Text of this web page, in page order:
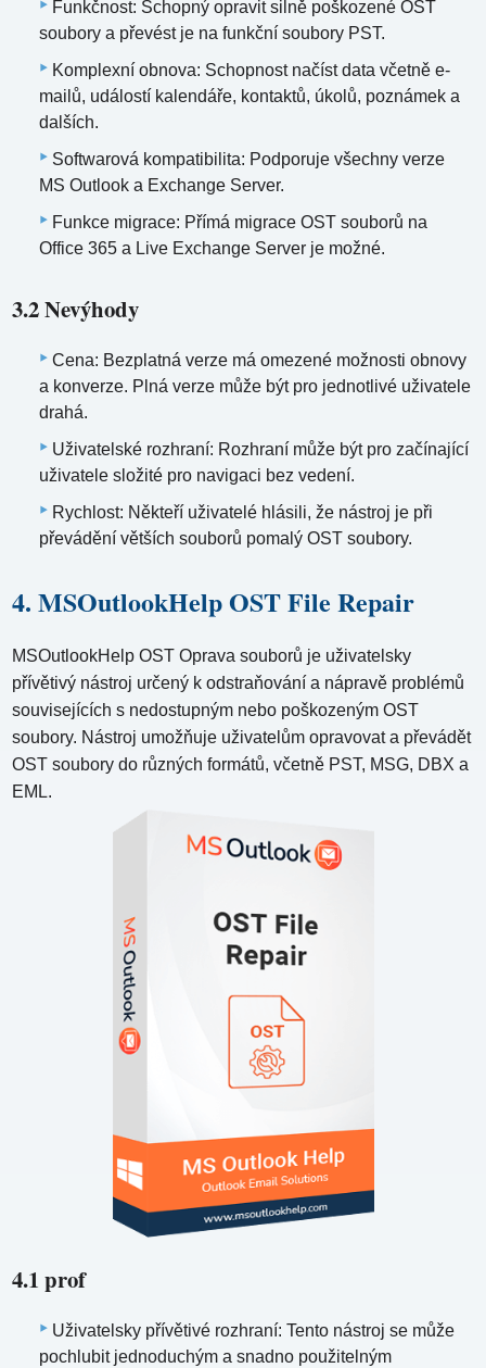
Funkčnost: Schopný opravit silně poškozené OST
soubory a převést je na funkční soubory PST.
Komplexní obnova: Schopnost načíst data včetně e-
mailů, událostí kalendáře, kontaktů, úkolů, poznámek a
dalších.
Softwarová kompatibilita: Podporuje všechny verze
MS Outlook a Exchange Server.
Funkce migrace: Přímá migrace OST souborů na
Office 365 a Live Exchange Server je možné.
3.2 Nevýhody
Cena: Bezplatná verze má omezené možnosti obnovy
a konverze. Plná verze může být pro jednotlivé uživatele
drahá.
Uživatelské rozhraní: Rozhraní může být pro začínající
uživatele složité pro navigaci bez vedení.
Rychlost: Někteří uživatelé hlásili, že nástroj je při
převádění větších souborů pomalý OST soubory.
4. MSOutlookHelp OST File Repair
MSOutlookHelp OST Oprava souborů je uživatelsky
přívětivý nástroj určený k odstraňování a nápravě problémů
souvisejících s nedostupným nebo poškozeným OST
soubory. Nástroj umožňuje uživatelům opravovat a převádět
OST soubory do různých formátů, včetně PST, MSG, DBX a
EML.
4.1 prof
Uživatelsky přívětivé rozhraní: Tento nástroj se může
pochlubit jednoduchým a snadno použitelným